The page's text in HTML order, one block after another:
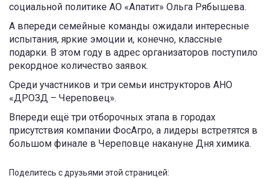
социальной политике АО «Апатит» Ольга Рябышева.
А впереди семейные команды ожидали интересные
испытания, яркие эмоции и, конечно, классные
подарки. В этом году в адрес организаторов поступило
рекордное количество заявок.
Среди участников и три семьи инструкторов АНО
«ДРОЗД – Череповец».
Впереди ещё три отборочных этапа в городах
присутствия компании ФосАгро, а лидеры встретятся в
большом финале в Череповце накануне Дня химика.
Поделитесь с друзьями этой страницей: